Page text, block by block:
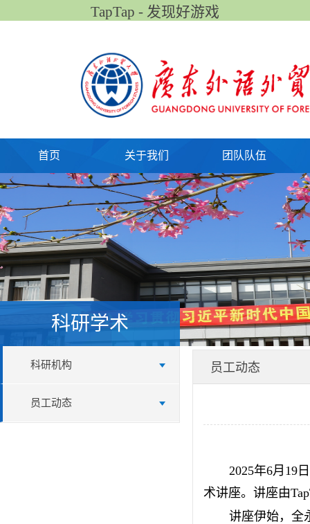
TapTap - 发现好游戏
首页 关于我们 团队队伍
科研学术
科研机构
员工动态
员工动态
2025年6月19
术讲座。讲座由​
讲座伊始，全